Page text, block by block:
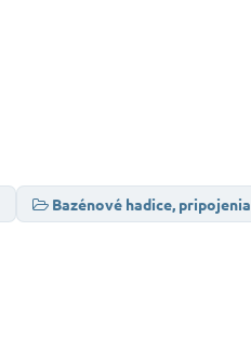
Bazénové hadice, pripojenia